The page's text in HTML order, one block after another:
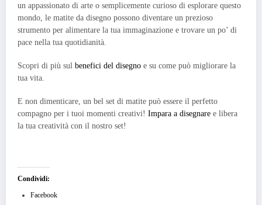
un appassionato di arte o semplicemente curioso di esplorare questo
mondo, le matite da disegno possono diventare un prezioso
strumento per alimentare la tua immaginazione e trovare un po’ di
pace nella tua quotidianità.
Scopri di più sul benefici del disegno e su come può migliorare la
tua vita.
E non dimenticare, un bel set di matite può essere il perfetto
compagno per i tuoi momenti creativi! Impara a disegnare e libera
la tua creatività con il nostro set!
Condividi:
Facebook